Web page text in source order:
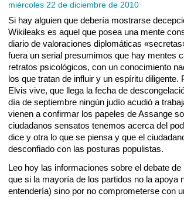
miércoles 22 de diciembre de 2010
Si hay alguien que debería mostrarse
Wikileaks es aquel que posea una mente
diario de valoraciones diplomáticas
fuera un serial presumimos que hay mentes
retratos psicológicos, con un conocimiento
los que tratan de influir y un espíritu
Elvis vive, que llega la fecha de
día de septiembre ningún judío acudió a
vienen a confirmar los papeles de Assange
ciudadanos sensatos tenemos acerca del
dice y otra lo que se piensa y que el
desconfiado con las posturas populistas.
Leo hoy las informaciones sobre el debate
que si la mayoría de los partidos no la apoya
entendería) sino por no comprometerse con